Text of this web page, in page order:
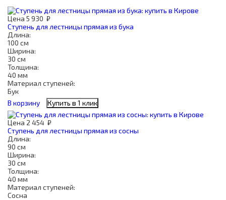
Цена 5 930 ₽
Ступень для лестницы прямая из бука
Длина:
100 см
Ширина:
30 см
Толщина:
40 мм
Материал ступеней:
Бук
В корзину
Купить в 1 клик
Цена 2 454 ₽
Ступень для лестницы прямая из сосны
Длина:
90 см
Ширина:
30 см
Толщина:
40 мм
Материал ступеней:
Сосна